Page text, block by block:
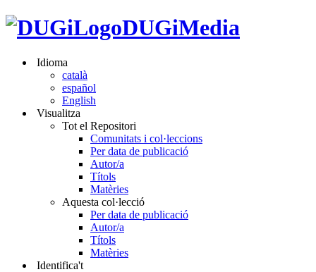
DUGiMedia
Idioma
català
español
English
Visualitza
Tot el Repositori
Comunitats i col·leccions
Per data de publicació
Autor/a
Títols
Matèries
Aquesta col·lecció
Per data de publicació
Autor/a
Títols
Matèries
Identifica't